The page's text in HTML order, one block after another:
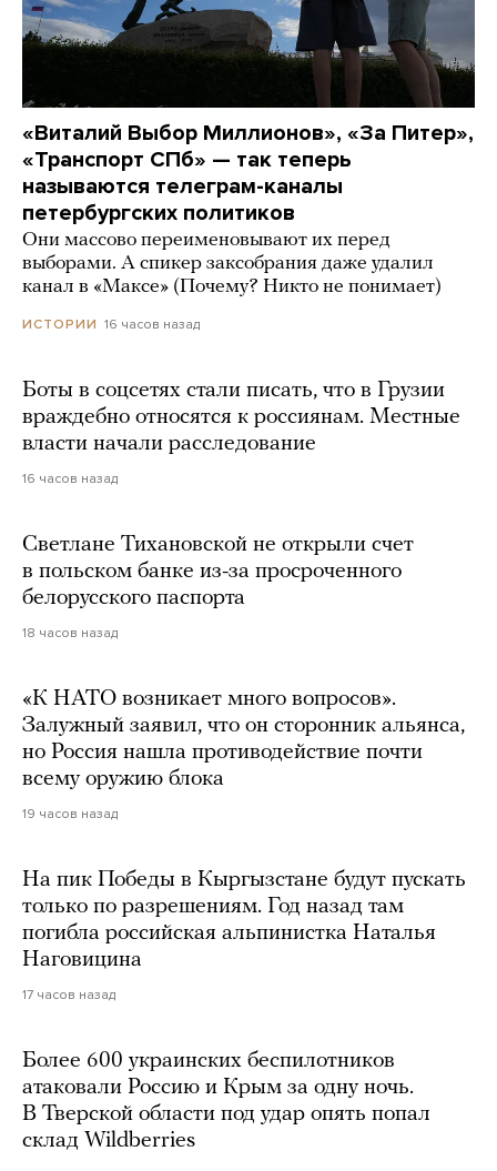
«Виталий Выбор Миллионов», «За Питер»,
«Транспорт СПб» — так теперь
называются телеграм-каналы
петербургских политиков
Они массово переименовывают их перед
выборами. А спикер заксобрания даже удалил
канал в «Максе» (Почему? Никто не понимает)
ИСТОРИИ 16 часов назад
Боты в соцсетях стали писать, что в Грузии
враждебно относятся к россиянам. Местные
власти начали расследование
16 часов назад
Светлане Тихановской не открыли счет
в польском банке из-за просроченного
белорусского паспорта
18 часов назад
«К НАТО возникает много вопросов».
Залужный заявил, что он сторонник альянса,
но Россия нашла противодействие почти
всему оружию блока
19 часов назад
На пик Победы в Кыргызстане будут пускать
только по разрешениям. Год назад там
погибла российская альпинистка Наталья
Наговицина
17 часов назад
Более 600 украинских беспилотников
атаковали Россию и Крым за одну ночь.
В Тверской области под удар опять попал
склад Wildberries